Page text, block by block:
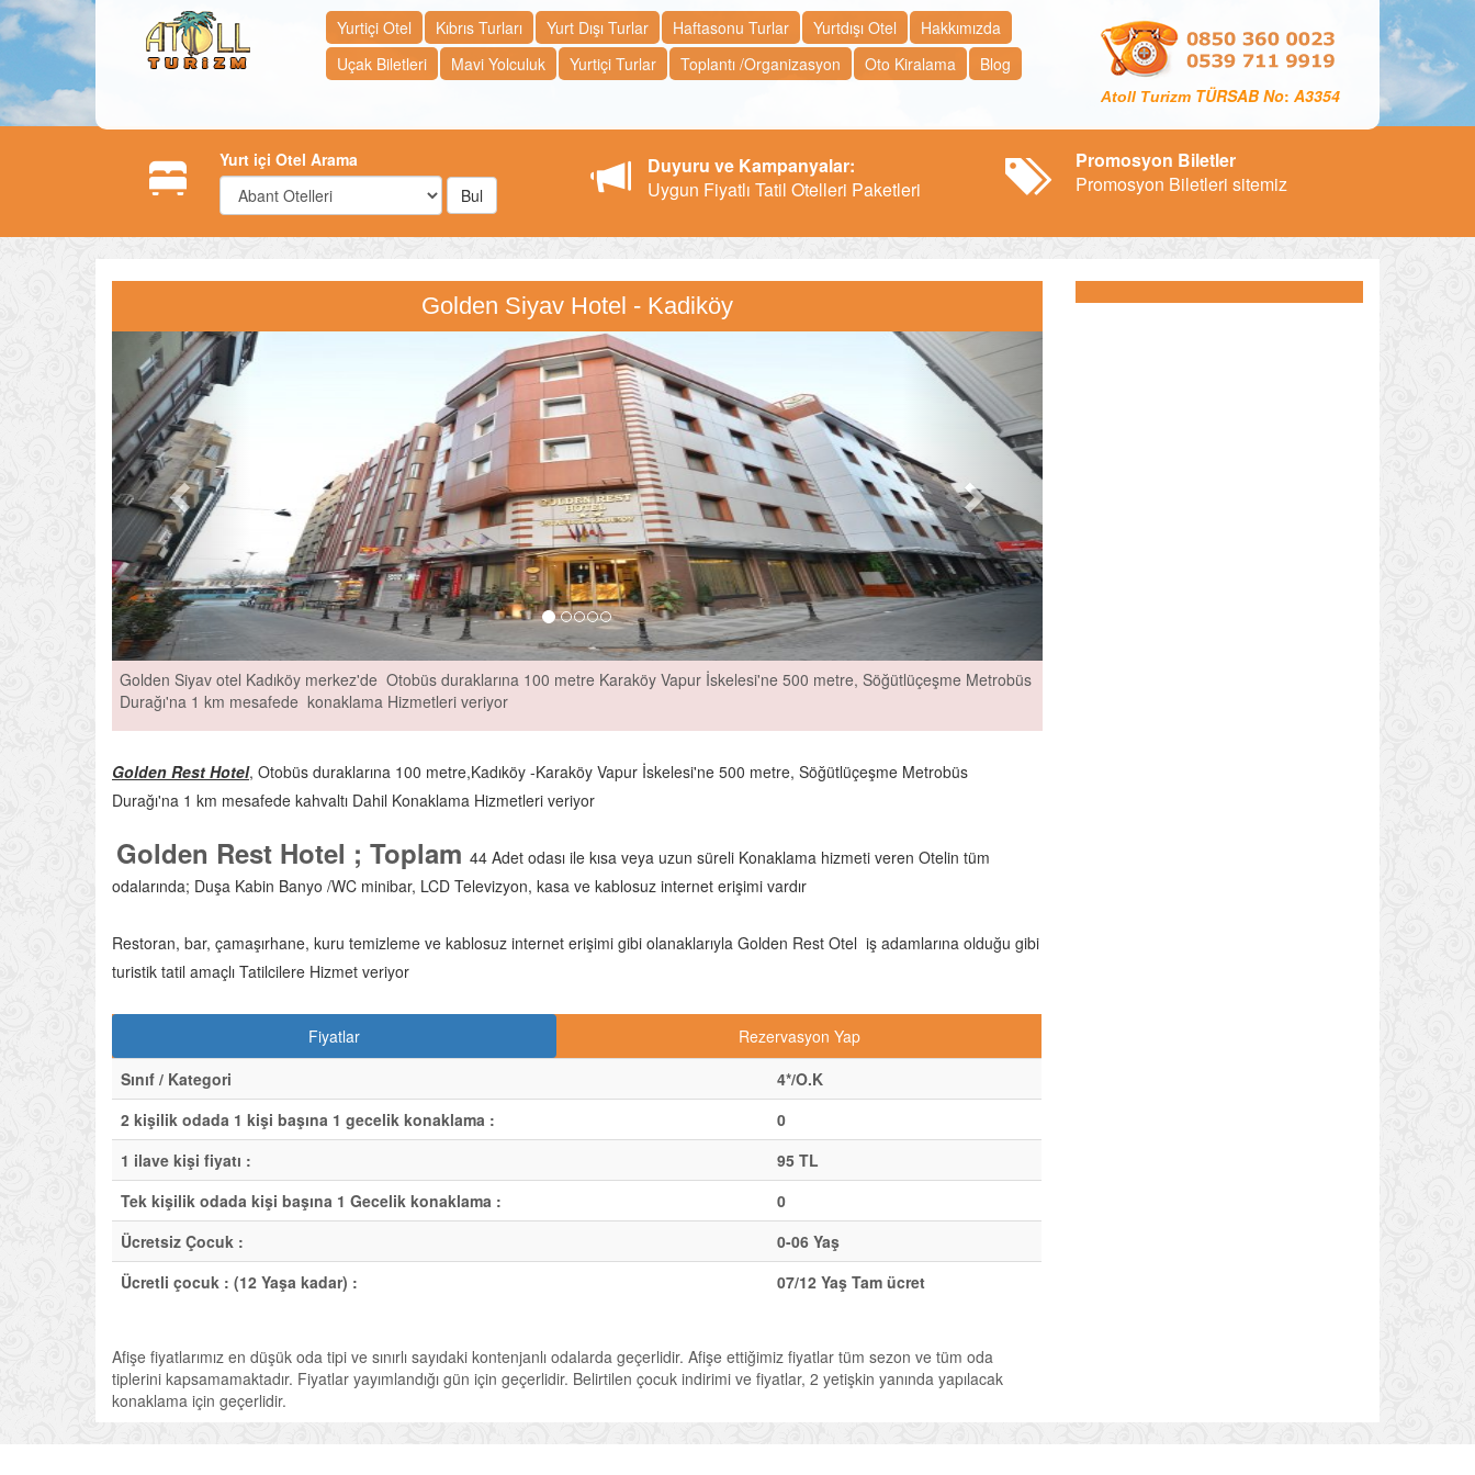
Yurtiçi Otel Kıbrıs Turları Yurt Dışı Turlar Haftasonu Turlar Yurtdışı Otel
Hakkımızda
Uçak Biletleri
Mavi Yolculuk Yurtiçi Turlar Toplantı /Organizasyon Oto Kiralama Blog
Atoll Turizm TÜRSAB No: A3354
Yurt içi Otel Arama
Bul
Duyuru ve Kampanyalar:
Uygun Fiyatlı Tatil Otelleri Paketleri
Promosyon Biletler
Promosyon Biletleri sitemiz
Golden Siyav Hotel - Kadiköy
Previous Next
Golden Siyav otel Kadıköy merkez'de Otobüs duraklarına 100 metre Karaköy Vapur İskelesi'ne 500 metre, Söğütlüçeşme Metrobüs
Durağı'na 1 km mesafede konaklama Hizmetleri veriyor
Golden Rest Hotel, Otobüs duraklarına 100 metre,Kadıköy -Karaköy Vapur İskelesi'ne 500 metre, Söğütlüçeşme Metrobüs
Durağı'na 1 km mesafede kahvaltı Dahil Konaklama Hizmetleri veriyor
Golden Rest Hotel ; Toplam 44 Adet odası ile kısa veya uzun süreli Konaklama hizmeti veren Otelin tüm
odalarında; Duşa Kabin Banyo /WC minibar, LCD Televizyon, kasa ve kablosuz internet erişimi vardır
Restoran, bar, çamaşırhane, kuru temizleme ve kablosuz internet erişimi gibi olanaklarıyla Golden Rest Otel iş adamlarına olduğu gibi
turistik tatil amaçlı Tatilcilere Hizmet veriyor
Fiyatlar
Rezervasyon Yap
Sınıf / Kategori
4*/O.K
2 kişilik odada 1 kişi başına 1 gecelik konaklama :
0
1 ilave kişi fiyatı :
95 TL
Tek kişilik odada kişi başına 1 Gecelik konaklama :
0
Ücretsiz Çocuk :
0-06 Yaş
Ücretli çocuk : (12 Yaşa kadar) :
07/12 Yaş Tam ücret
Afişe fiyatlarımız en düşük oda tipi ve sınırlı sayıdaki kontenjanlı odalarda geçerlidir. Afişe ettiğimiz fiyatlar tüm sezon ve tüm oda
tiplerini kapsamamaktadır. Fiyatlar yayımlandığı gün için geçerlidir. Belirtilen çocuk indirimi ve fiyatlar, 2 yetişkin yanında yapılacak
konaklama için geçerlidir.